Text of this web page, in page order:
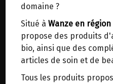
domaine ?
Situé à Wanze en
propose des produits
bio, ainsi que des
articles de soin et de
Tous les produits
Dans un point
En choisissant un
distributeur bbox, vous
trajets inutiles. En
contribuez à la